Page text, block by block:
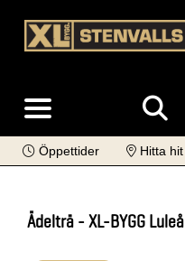
Öppettider Hitta hit
Ädelträ - XL-BYGG Luleå